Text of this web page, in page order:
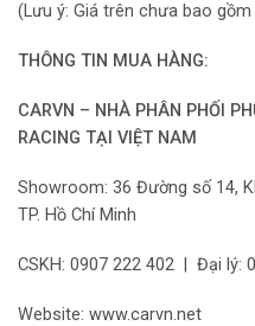
(Lưu ý: Giá trên chưa bao
THÔNG TIN MUA HÀNG:
CARVN – NHÀ PHÂN PHỐI
RACING TẠI VIỆT NAM
Showroom: 36 Đường số 14,
TP. Hồ Chí Minh
CSKH: 0907 222 402 | Đại lý:
Website: www.carvn.net